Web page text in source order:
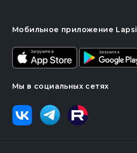
Мобильное приложение Lapsi
Мы в социальных сетях